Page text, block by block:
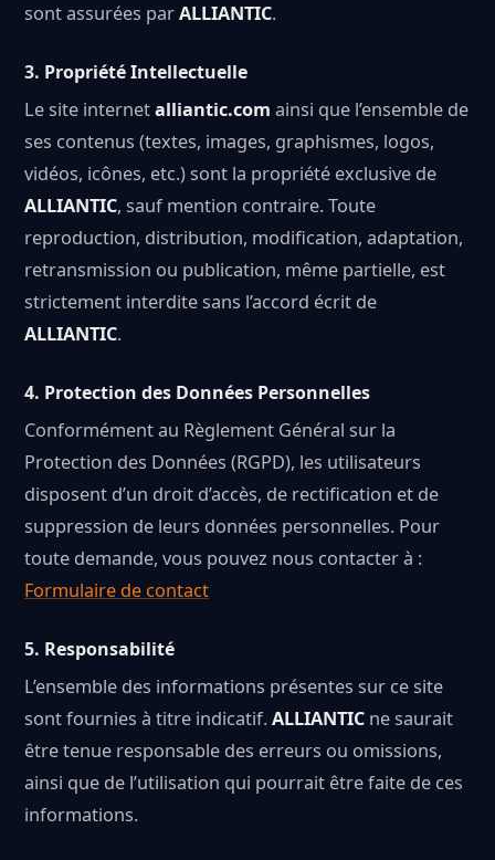
sont assurées parALLIANTIC.
3. Propriété Intellectuelle
Le site internetalliantic.com ainsi que l’ensemble de
ses contenus (textes, images, graphismes, logos,
vidéos, icônes, etc.) sont la propriété exclusive de
ALLIANTIC, sauf mention contraire. Toute
reproduction, distribution, modification, adaptation,
retransmission ou publication, même partielle, est
strictement interdite sans l’accord écrit de
ALLIANTIC.
4. Protection des Données Personnelles
Conformément au Règlement Général sur la
Protection des Données (RGPD), les utilisateurs
disposent d’un droit d’accès, de rectification et de
suppression de leurs données personnelles. Pour
toute demande, vous pouvez nous contacter à :
Formulaire de contact
5. Responsabilité
L’ensemble des informations présentes sur ce site
sont fournies à titre indicatif. ALLIANTIC ne saurait
être tenue responsable des erreurs ou omissions,
ainsi que de l’utilisation qui pourrait être faite de ces
informations.